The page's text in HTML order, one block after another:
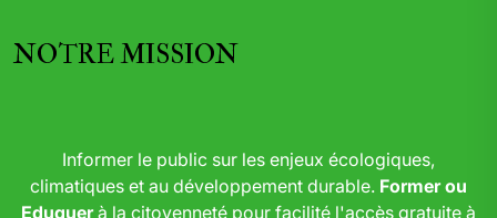
NOTRE MISSION
Informer le public sur les enjeux écologiques,
climatiques et au développement durable. Former ou
Eduquerà la citoyenneté pour facilité l'accès gratuite à